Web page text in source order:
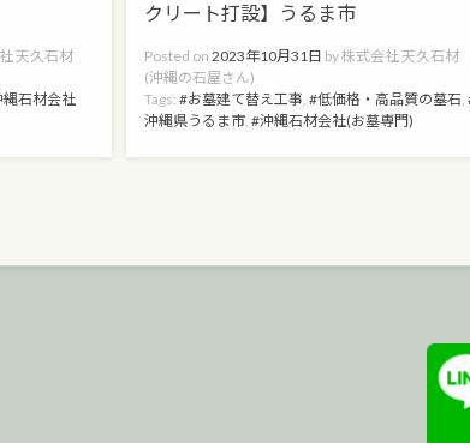
天久石材
縄石材会社
クリート打設】うるま市
Posted on2023年10月31日 by株式会社 天久石材
(沖縄の石屋さん)
Tags:
お墓建て替え工事, 低価格・高品質の墓石,
沖縄県うるま市, 沖縄石材会社(お墓専門)